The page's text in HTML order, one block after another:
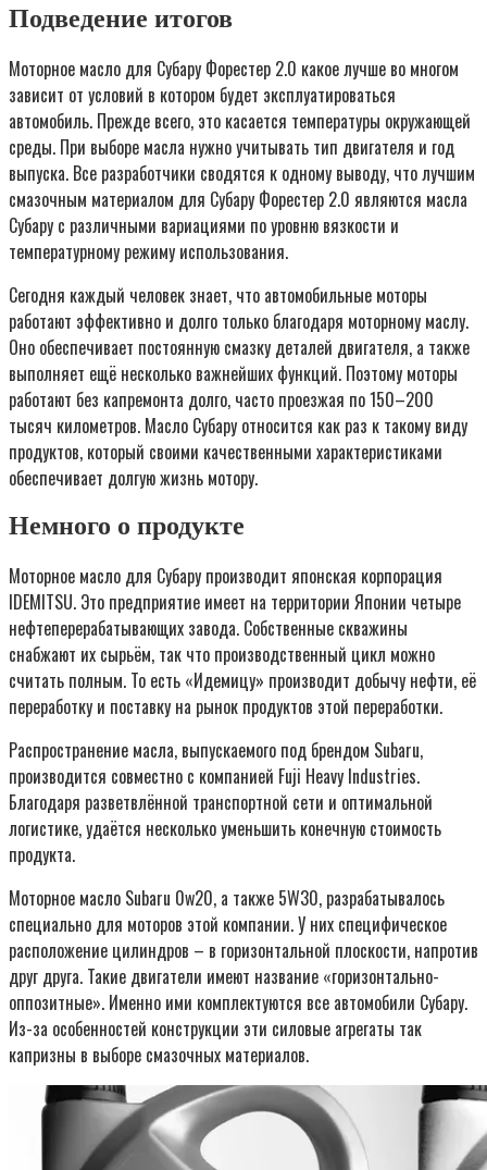
Подведение итогов
Моторное масло для Субару Форестер 2.0 какое лучше во многом
зависит от условий в котором будет эксплуатироваться
автомобиль. Прежде всего, это касается температуры окружающей
среды. При выборе масла нужно учитывать тип двигателя и год
выпуска. Все разработчики сводятся к одному выводу, что лучшим
смазочным материалом для Субару Форестер 2.0 являются масла
Субару с различными вариациями по уровню вязкости и
температурному режиму использования.
Сегодня каждый человек знает, что автомобильные моторы
работают эффективно и долго только благодаря моторному маслу.
Оно обеспечивает постоянную смазку деталей двигателя, а также
выполняет ещё несколько важнейших функций. Поэтому моторы
работают без капремонта долго, часто проезжая по 150–200
тысяч километров. Масло Субару относится как раз к такому виду
продуктов, который своими качественными характеристиками
обеспечивает долгую жизнь мотору.
Немного о продукте
Моторное масло для Субару производит японская корпорация
IDEMITSU. Это предприятие имеет на территории Японии четыре
нефтеперерабатывающих завода. Собственные скважины
снабжают их сырьём, так что производственный цикл можно
считать полным. То есть «Идемицу» производит добычу нефти, её
переработку и поставку на рынок продуктов этой переработки.
Распространение масла, выпускаемого под брендом Subaru,
производится совместно с компанией Fuji Heavy Industries.
Благодаря разветвлённой транспортной сети и оптимальной
логистике, удаётся несколько уменьшить конечную стоимость
продукта.
Моторное масло Subaru 0w20, а также 5W30, разрабатывалось
специально для моторов этой компании. У них специфическое
расположение цилиндров – в горизонтальной плоскости, напротив
друг друга. Такие двигатели имеют название «горизонтально-
оппозитные». Именно ими комплектуются все автомобили Субару.
Из-за особенностей конструкции эти силовые агрегаты так
капризны в выборе смазочных материалов.